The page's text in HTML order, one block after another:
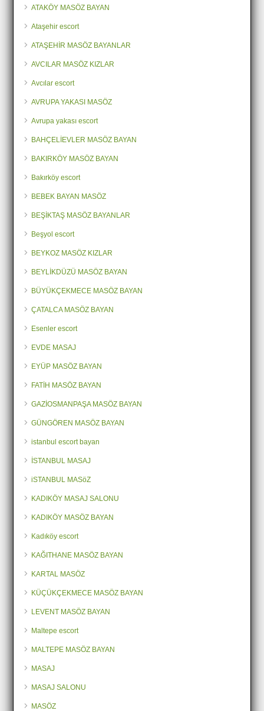
ATAKÖY MASÖZ BAYAN
Ataşehir escort
ATAŞEHİR MASÖZ BAYANLAR
AVCILAR MASÖZ KIZLAR
Avcılar escort
AVRUPA YAKASI MASÖZ
Avrupa yakası escort
BAHÇELİEVLER MASÖZ BAYAN
BAKIRKÖY MASÖZ BAYAN
Bakırköy escort
BEBEK BAYAN MASÖZ
BEŞİKTAŞ MASÖZ BAYANLAR
Beşyol escort
BEYKOZ MASÖZ KIZLAR
BEYLİKDÜZÜ MASÖZ BAYAN
BÜYÜKÇEKMECE MASÖZ BAYAN
ÇATALCA MASÖZ BAYAN
Esenler escort
EVDE MASAJ
EYÜP MASÖZ BAYAN
FATİH MASÖZ BAYAN
GAZİOSMANPAŞA MASÖZ BAYAN
GÜNGÖREN MASÖZ BAYAN
istanbul escort bayan
İSTANBUL MASAJ
iSTANBUL MASöZ
KADIKÖY MASAJ SALONU
KADIKÖY MASÖZ BAYAN
Kadıköy escort
KAĞITHANE MASÖZ BAYAN
KARTAL MASÖZ
KÜÇÜKÇEKMECE MASÖZ BAYAN
LEVENT MASÖZ BAYAN
Maltepe escort
MALTEPE MASÖZ BAYAN
MASAJ
MASAJ SALONU
MASÖZ